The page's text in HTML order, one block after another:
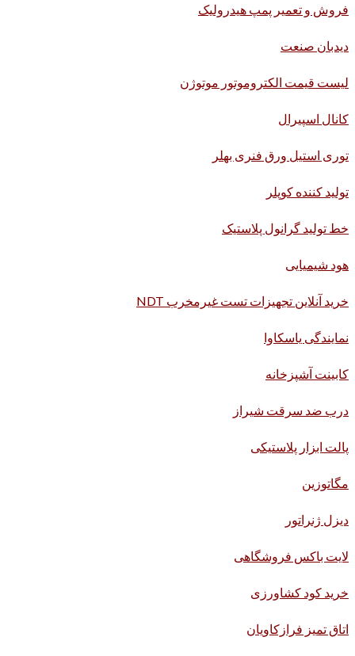
فروش و تعمیر پمپ هیدرولیک
دیدبان صنعت
لیست قیمت الکتروموتور موتوژن
کانال اسپیرال
توری استیل ورق فنری بهلر
تولید کننده کوپلر
خط تولید گرانول پلاستیک
هود شیمیایی
خرید آنلاین تجهیزات تست غیرمخرب NDT
نمایندگی یاسکاوا
کابینت آشپزخانه
درب ضد سرقت شیراز
پالت ابزار پلاستیکی
مگاتوزین
دیزل ژنراتور
لایت باکس فروشگاهی
خرید کود کشاورزی
اتاق تمیز فرازکاویان